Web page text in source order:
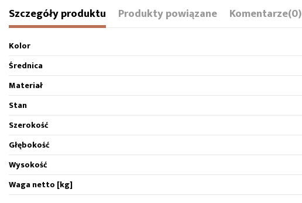
Szczegóły produktu Produkty powiązane Komentarze(0)
Kolor
Średnica
Materiał
Stan
Szerokość
Głębokość
Wysokość
Waga netto [kg]